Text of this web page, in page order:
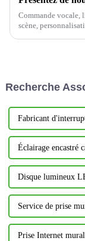
Commande vocale,
scène,
Recherche
Fabricant
Éclairage encastré
Disque lumineux
Service de prise
Prise Internet